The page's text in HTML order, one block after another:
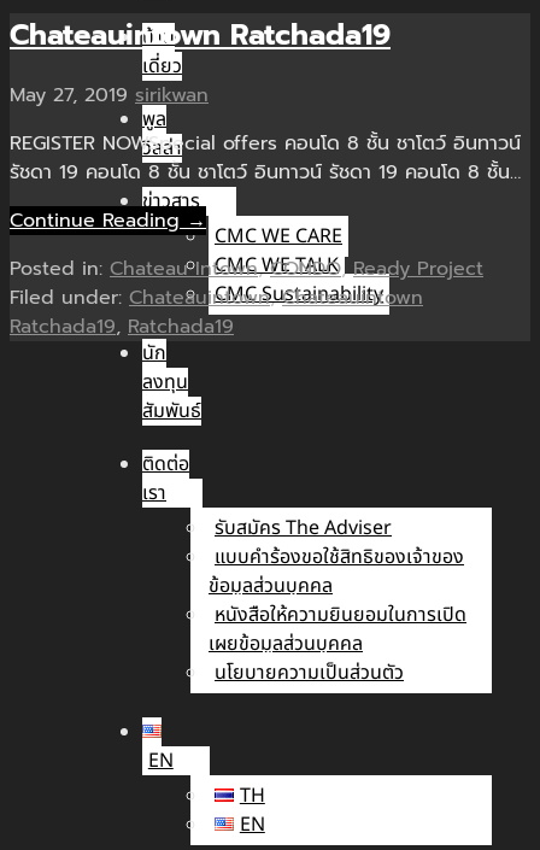
บ้าน
เดี่ยว
พูล
วิลล่า
ข่าวสาร
CMC WE CARE
CMC WE TALK
CMC Sustainability
นัก
ลงทุน
สัมพันธ์
ติดต่อ
เรา
รับสมัคร The Adviser
แบบคำร้องขอใช้สิทธิของเจ้าของ
ข้อมูลส่วนบุคคล
หนังสือให้ความยินยอมในการเปิด
เผยข้อมูลส่วนบุคคล
นโยบายความเป็นส่วนตัว
EN
TH
EN
Chateauintown Ratchada19
May 27, 2019 sirikwan
REGISTER NOWSpecial offers คอนโด 8 ชั้น ชาโตว์ อินทาวน์
รัชดา 19 คอนโด 8 ชั้น ชาโตว์ อินทาวน์ รัชดา 19 คอนโด 8 ชั้น…
Continue Reading →
Posted in: Chateau Intown,CONDO,Ready Project
Filed under: Chateauintown,Chateauintown
Ratchada19, Ratchada19